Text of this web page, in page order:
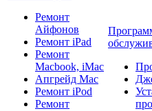
Ремонт
Айфонов
Ремонт iPad
Ремонт
Macbook, iMac
Апгрейд Mac
Ремонт iPod
Ремонт